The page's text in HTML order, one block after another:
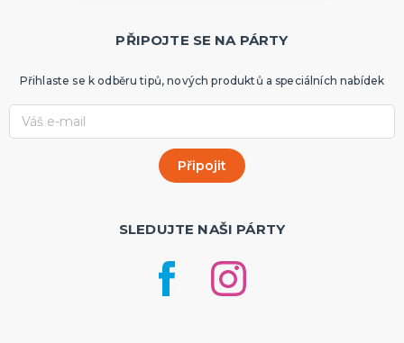
PŘIPOJTE SE NA PÁRTY
Přihlaste se k odběru tipů, nových produktů a speciálních nabídek
SLEDUJTE NAŠI PÁRTY